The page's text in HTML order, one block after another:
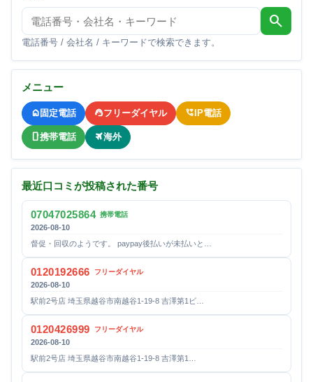
search
電話番号 / 会社名 / キーワードで検索できます。
メニュー
固定電話 フリーダイヤル IP電話
携帯電話 海外
最近口コミが投稿された番号
07047025864 携帯電話
2026-08-10
督促・回収のようです。 paypay後払いが未払いと…
0120192666 フリーダイヤル
2026-08-10
駅前2号店 埼玉県越谷市南越谷1-19-8 吉澤第1ビ…
0120426999 フリーダイヤル
2026-08-10
駅前2号店 埼玉県越谷市南越谷1-19-8 吉澤第1…